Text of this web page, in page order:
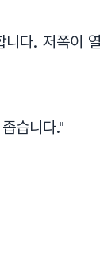
다. 저쪽이
습니다."